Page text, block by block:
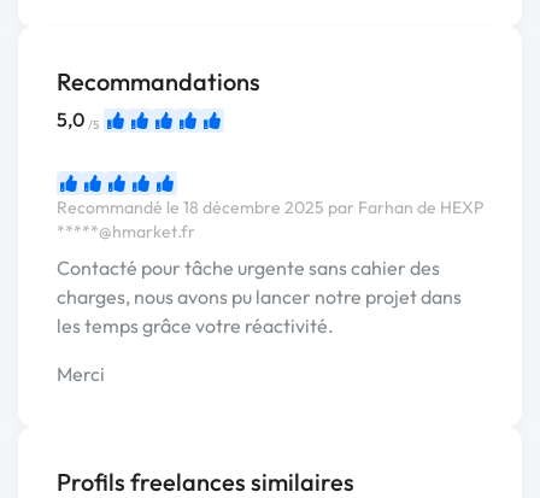
Recommandations
5,0 /5
Recommandé le 18 décembre 2025 par Farhan de HEXP
*****@hmarket.fr
Contacté pour tâche urgente sans cahier des
charges, nous avons pu lancer notre projet dans
les temps grâce votre réactivité.
Merci
Profils freelances similaires